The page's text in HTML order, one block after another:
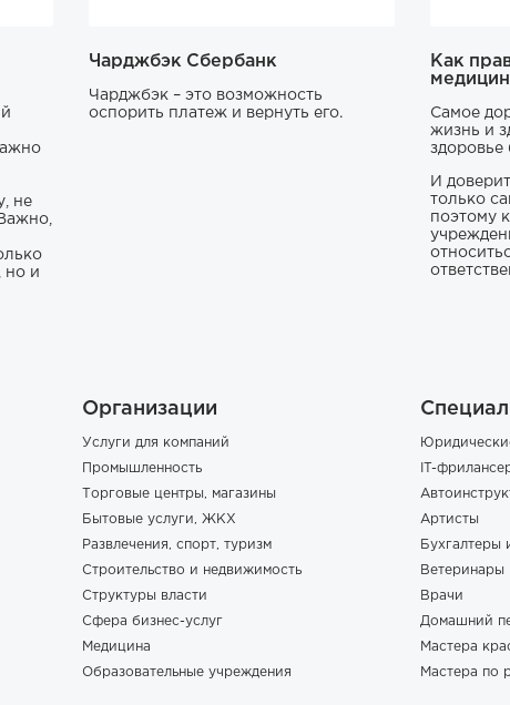
не
но и
Чарджбэк Сбербанк
Чарджбэк – это возможность
оспорить платеж и вернуть его.
Как
Самое
жизнь и
здоровье
И
только
поэтому
Организации
Услуги для компаний
Промышленность
Торговые центры, магазины
Бытовые услуги, ЖКХ
Развлечения, спорт, туризм
Строительство и недвижимость
Структуры власти
Сфера бизнес-услуг
Медицина
Образовательные учреждения
IT-
Артисты
Бухгалтеры
Ветеринары
Врачи
Домашний
Мастера
Мастера по